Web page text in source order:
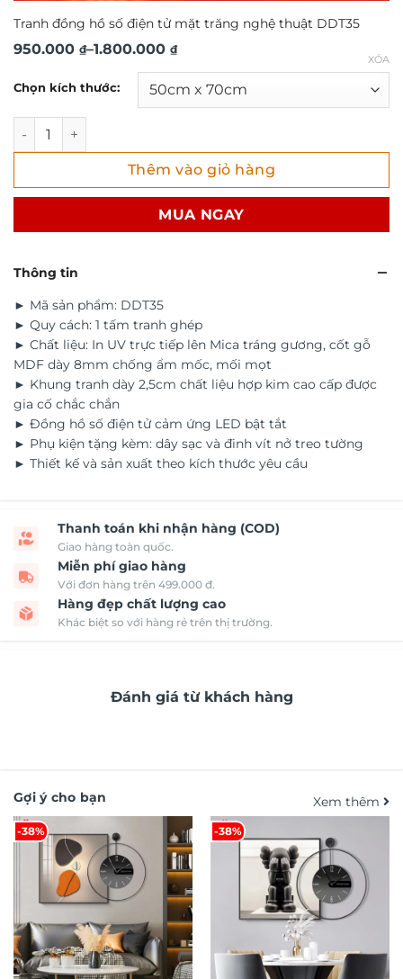
Tranh đồng hồ số điện tử mặt trăng nghệ thuật DDT35
950.000 ₫–1.800.000 ₫
Khoảng
950.000 ₫
đến
1.800.000 ₫
Chọn kích thước:
XÓA
Tranh đồng hồ số điện tử mặt trăng nghệ thuật DDT35 số
Thêm vào giỏ hàng
MUA NGAY
Thông tin
► Mã sản phẩm: DDT35
► Quy cách: 1 tấm tranh ghép
► Chất liệu: In UV trực tiếp lên Mica tráng gương, cốt gỗ
MDF dày 8mm chống ẩm mốc, mối mọt
► Khung tranh dày 2,5cm chất liệu hợp kim cao cấp được
gia cố chắc chắn
► Đồng hồ số điện tử cảm ứng LED bật tắt
► Phụ kiện tặng kèm: dây sạc và đinh vít nở treo tường
► Thiết kế và sản xuất theo kích thước yêu cầu
Thanh toán khi nhận hàng (COD)
Giao hàng toàn quốc.
Miễn phí giao hàng
Với đơn hàng trên 499.000 đ.
Hàng đẹp chất lượng cao
Khác biệt so với hàng rẻ trên thị trường.
Đánh giá từ khách hàng
Gợi ý cho bạn Xem thêm
-38% -38%